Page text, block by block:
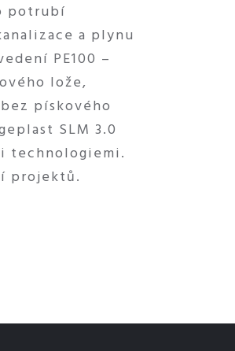
potrubí
a plynu
PE100 –
lože,
bez pískového
SLM 3.0
technologiemi.
projektů.